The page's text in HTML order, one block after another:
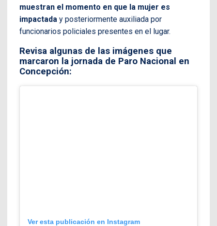
muestran el momento en que la mujer es
impactada y posteriormente auxiliada por
funcionarios policiales presentes en el lugar.
Revisa algunas de las imágenes que
marcaron la jornada de Paro Nacional en
Concepción:
Ver esta publicación en Instagram